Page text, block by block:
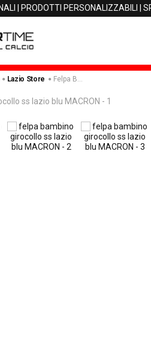
| PRODOTTI PERSONALIZZABILI |
Lazio Store Felpa Bambino Girocollo Ss Lazio Blu